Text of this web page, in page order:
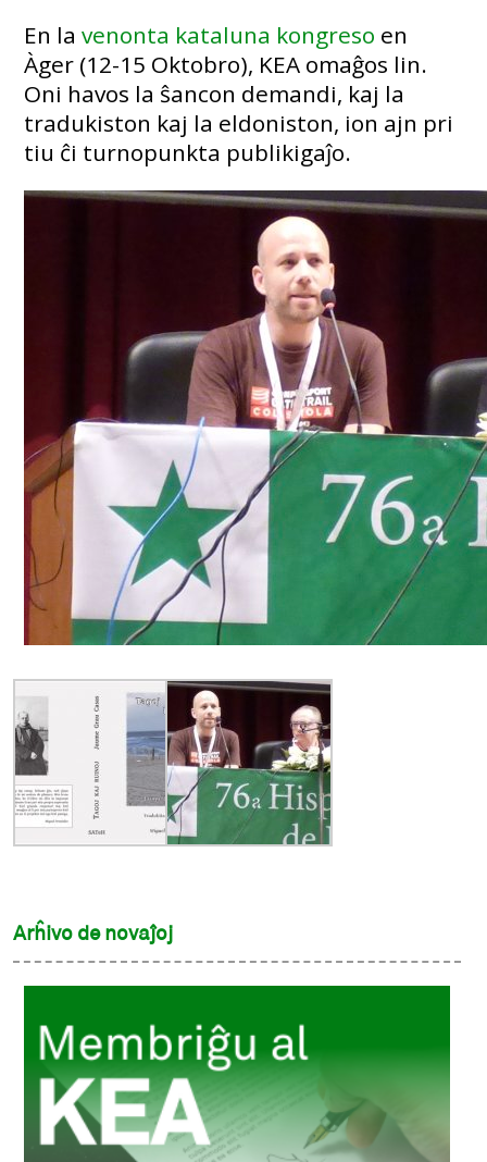
En lavenonta kataluna kongreso en
Àger (12-15 Oktobro), KEA omaĝos lin.
Oni havos la ŝancon demandi, kaj la
tradukiston kaj la eldoniston, ion ajn pri
tiu ĉi turnopunkta publikigaĵo.
Arĥivo de novaĵoj